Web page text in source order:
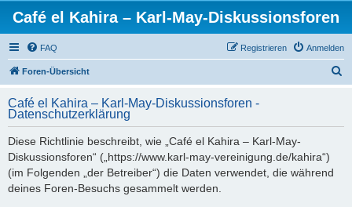
Café el Kahira – Karl-May-Diskussionsforen
FAQ Anmelden
Registrieren
Foren-Übersicht
h
Café el Kahira – Karl-May-Diskussionsforen -
Datenschutzerklärung
Diese Richtlinie beschreibt, wie „Café el Kahira – Karl-May-
Diskussionsforen“ („https://www.karl-may-vereinigung.de/kahira“)
(im Folgenden „der Betreiber“) die Daten verwendet, die während
deines Foren-Besuchs gesammelt werden.